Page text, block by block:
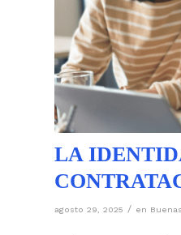
LA
agosto 29, 2025 / en